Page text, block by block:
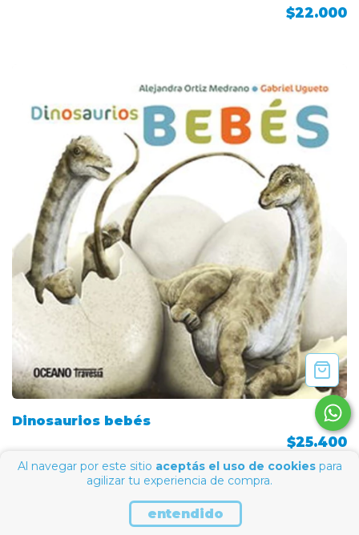
Al navegar por este sitio aceptás el uso de cookiespara
agilizar tu experiencia de compra.
entendido
$22.000
Dinosaurios bebés
$25.400